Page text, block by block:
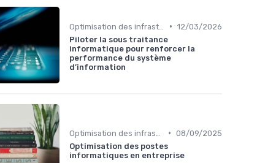
• 12/03/2026
Piloter la sous traitance
informatique pour renforcer la
performance du système
d’information
• 08/09/2025
Optimisation des postes
informatiques en entreprise